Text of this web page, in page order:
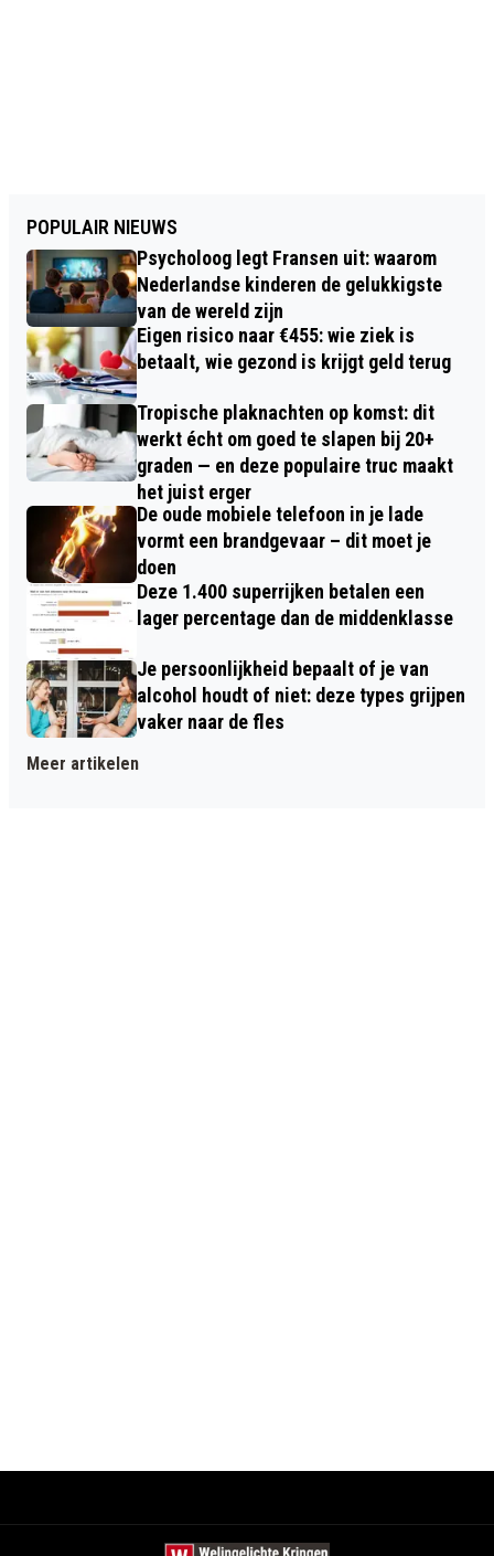
POPULAIR NIEUWS
Psycholoog legt Fransen uit: waarom
Nederlandse kinderen de gelukkigste
van de wereld zijn
Eigen risico naar €455: wie ziek is
betaalt, wie gezond is krijgt geld terug
Tropische plaknachten op komst: dit
werkt écht om goed te slapen bij 20+
graden — en deze populaire truc maakt
het juist erger
De oude mobiele telefoon in je lade
vormt een brandgevaar – dit moet je
doen
Deze 1.400 superrijken betalen een
lager percentage dan de middenklasse
Je persoonlijkheid bepaalt of je van
alcohol houdt of niet: deze types grijpen
vaker naar de fles
Meer artikelen